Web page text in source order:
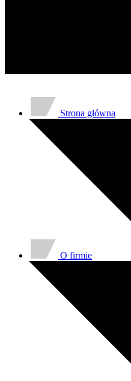
Strona główna
O firmie